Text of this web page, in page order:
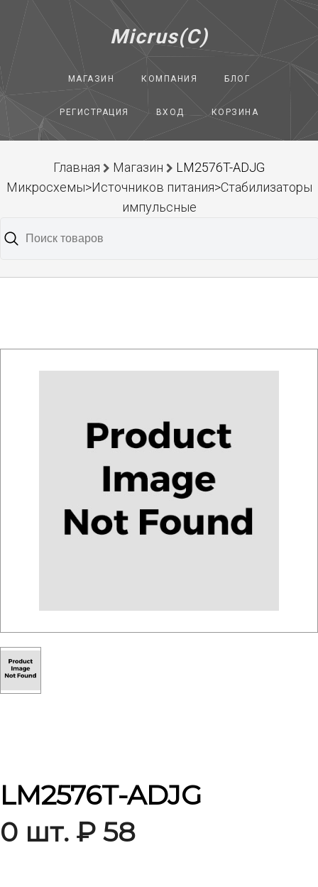
Micrus(C)
МАГАЗИН КОМПАНИЯ БЛОГ
РЕГИСТРАЦИЯ ВХОД КОРЗИНА
Главная Магазин
LM2576T-ADJG
Микросхемы>Источников питания>Стабилизаторы
импульсные
LM2576T-ADJG
0 шт. ₽ 58